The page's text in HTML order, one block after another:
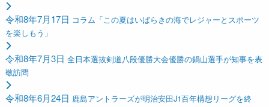
令和8年7月17日 コラム「この夏はいばらきの海でレジャーとスポーツ
を楽しもう」
令和8年7月3日 全日本選抜剣道八段優勝大会優勝の鍋山選手が知事を表
敬訪問
令和8年6月24日 鹿島アントラーズが明治安田J1百年構想リーグを終